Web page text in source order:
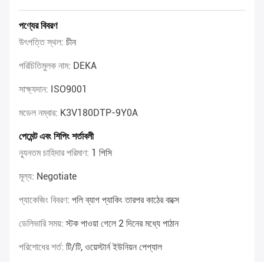
পণ্যের বিবরণ
উৎপত্তি স্থল: চীন
পরিচিতিমুলক নাম: DEKA
সাক্ষ্যদান: ISO9001
মডেল নম্বার: K3V180DTP-9Y0A
পেমেন্ট এবং শিপিং শর্তাবলী
ন্যূনতম চাহিদার পরিমাণ: 1 পিসি
মূল্য: Negotiate
প্যাকেজিং বিবরণ: পলি ব্যাগ প্যাকিং তারপর কাঠের বাক্সে
ডেলিভারি সময়:স্টক পাওয়া গেলে 2 দিনের মধ্যে পাঠান
পরিশোধের শর্ত: টি/টি, ওয়েস্টার্ন ইউনিয়ন পেপ্যাল